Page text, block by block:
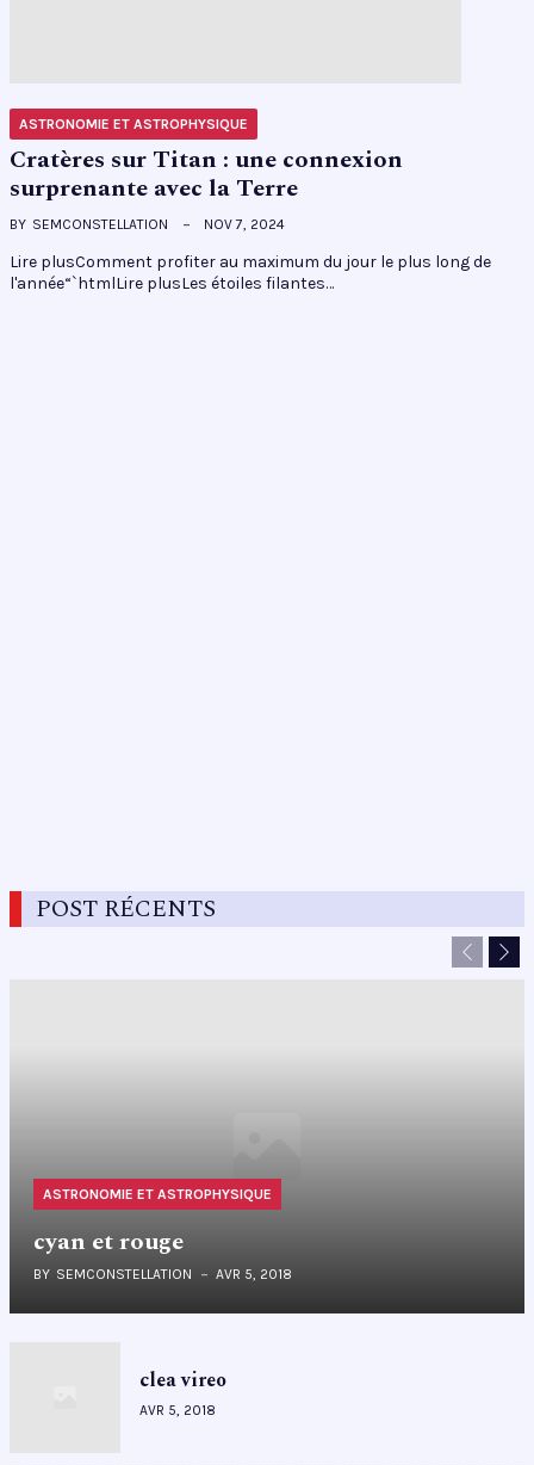
ASTRONOMIE ET ASTROPHYSIQUE
Cratères sur Titan : une connexion
surprenante avec la Terre
BY SEMCONSTELLATION NOV 7, 2024
Lire plusComment profiter au maximum du jour le plus long de
l'année“`htmlLire plusLes étoiles filantes…
POST RÉCENTS
Previous
Next
ASTRONOMIE ET ASTROPHYSIQUE
cyan et rouge
BY SEMCONSTELLATION AVR 5, 2018
clea vireo
AVR 5, 2018